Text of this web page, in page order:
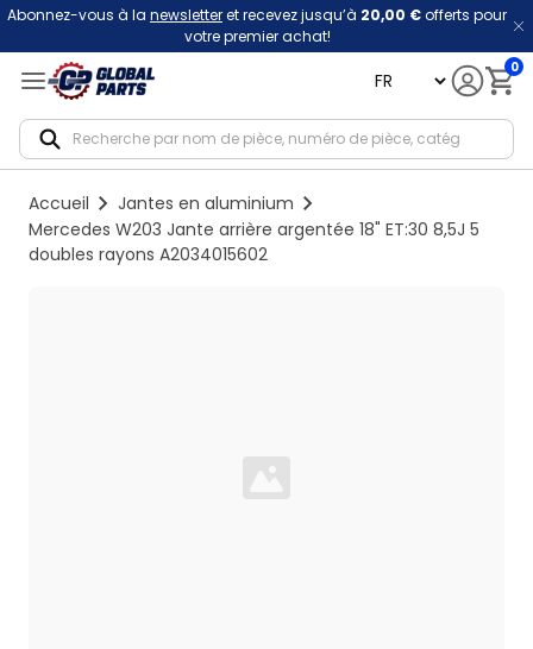
Abonnez-vous à la newsletteret recevez jusqu’à 20,00 €offerts pour
votre premier achat!
language 0
Accueil
Jantes en aluminium
Mercedes W203 Jante arrière argentée 18" ET:30 8,5J 5
doubles rayons A2034015602